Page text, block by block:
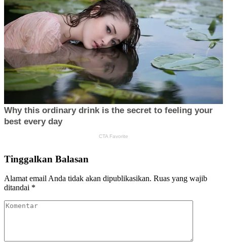
Tinggalkan Balasan
Alamat email Anda tidak akan dipublikasikan. Ruas yang wajib
ditandai *